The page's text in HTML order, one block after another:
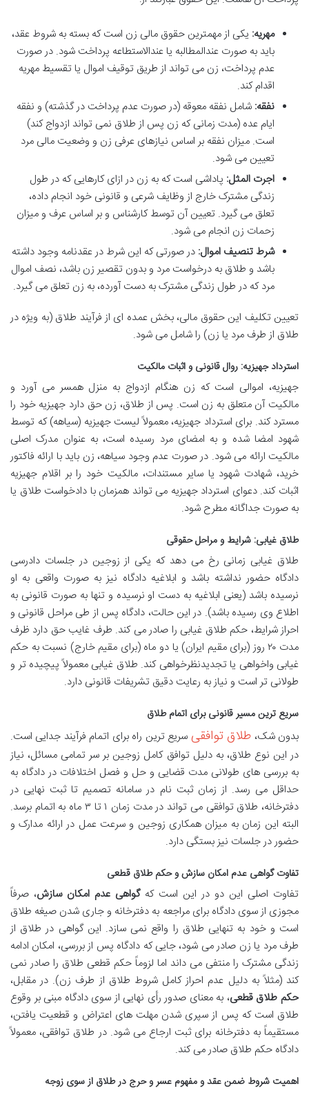
مهریه: یکی از مهمترین حقوق مالی زن است که بسته به شروط عقد،
باید به صورت عندالمطالبه یا عندالاستطاعه پرداخت شود. در صورت
عدم پرداخت، زن می تواند از طریق توقیف اموال یا تقسیط مهریه
اقدام کند.
نفقه: شامل نفقه معوقه (در صورت عدم پرداخت در گذشته) و نفقه
ایام عده (مدت زمانی که زن پس از طلاق نمی تواند ازدواج کند)
است. میزان نفقه بر اساس نیازهای عرفی زن و وضعیت مالی مرد
تعیین می شود.
اجرت المثل: پاداشی است که به زن در ازای کارهایی که در طول
زندگی مشترک خارج از وظایف شرعی و قانونی خود انجام داده،
تعلق می گیرد. تعیین آن توسط کارشناس و بر اساس عرف و میزان
زحمات زن انجام می شود.
شرط تنصیف اموال: در صورتی که این شرط در عقدنامه وجود داشته
باشد و طلاق به درخواست مرد و بدون تقصیر زن باشد، نصف اموال
مرد که در طول زندگی مشترک به دست آورده، به زن تعلق می گیرد.
تعیین تکلیف این حقوق مالی، بخش عمده ای از فرآیند طلاق (به ویژه در
طلاق از طرف مرد یا زن) را شامل می شود.
استرداد جهیزیه: روال قانونی و اثبات مالکیت
جهیزیه، اموالی است که زن هنگام ازدواج به منزل همسر می آورد و
مالکیت آن متعلق به زن است. پس از طلاق، زن حق دارد جهیزیه خود را
مسترد کند. برای استرداد جهیزیه، معمولاً لیست جهیزیه (سیاهه) که توسط
شهود امضا شده و به امضای مرد رسیده است، به عنوان مدرک اصلی
مالکیت ارائه می شود. در صورت عدم وجود سیاهه، زن باید با ارائه فاکتور
خرید، شهادت شهود یا سایر مستندات، مالکیت خود را بر اقلام جهیزیه
اثبات کند. دعوای استرداد جهیزیه می تواند همزمان با دادخواست طلاق یا
به صورت جداگانه مطرح شود.
طلاق غیابی: شرایط و مراحل حقوقی
طلاق غیابی زمانی رخ می دهد که یکی از زوجین در جلسات دادرسی
دادگاه حضور نداشته باشد و ابلاغیه دادگاه نیز به صورت واقعی به او
نرسیده باشد (یعنی ابلاغیه به دست او نرسیده و تنها به صورت قانونی به
اطلاع وی رسیده باشد). در این حالت، دادگاه پس از طی مراحل قانونی و
احراز شرایط، حکم طلاق غیابی را صادر می کند. طرف غایب حق دارد ظرف
مدت ۲۰ روز (برای مقیم ایران) یا دو ماه (برای مقیم خارج) نسبت به حکم
غیابی واخواهی یا تجدیدنظرخواهی کند. طلاق غیابی معمولاً پیچیده تر و
طولانی تر است و نیاز به رعایت دقیق تشریفات قانونی دارد.
سریع ترین مسیر قانونی برای اتمام طلاق
بدون شک، طلاق توافقی سریع ترین راه برای اتمام فرآیند جدایی است.
در این نوع طلاق، به دلیل توافق کامل زوجین بر سر تمامی مسائل، نیاز
به بررسی های طولانی مدت قضایی و حل و فصل اختلافات در دادگاه به
حداقل می رسد. از زمان ثبت نام در سامانه تصمیم تا ثبت نهایی در
دفترخانه، طلاق توافقی می تواند در مدت زمان ۱ تا ۳ ماه به اتمام برسد.
البته این زمان به میزان همکاری زوجین و سرعت عمل در ارائه مدارک و
حضور در جلسات نیز بستگی دارد.
تفاوت گواهی عدم امکان سازش و حکم طلاق قطعی
تفاوت اصلی این دو در این است کهگواهی عدم امکان سازش، صرفاً
مجوزی از سوی دادگاه برای مراجعه به دفترخانه و جاری شدن صیغه طلاق
است و خود به تنهایی طلاق را واقع نمی سازد. این گواهی در طلاق از
طرف مرد یا زن صادر می شود، جایی که دادگاه پس از بررسی، امکان ادامه
زندگی مشترک را منتفی می داند اما لزوماً حکم قطعی طلاق را صادر نمی
کند (مثلاً به دلیل عدم احراز کامل شروط طلاق از طرف زن). در مقابل،
حکم طلاق قطعی، به معنای صدور رأی نهایی از سوی دادگاه مبنی بر وقوع
طلاق است که پس از سپری شدن مهلت های اعتراض و قطعیت یافتن،
مستقیماً به دفترخانه برای ثبت ارجاع می شود. در طلاق توافقی، معمولاً
دادگاه حکم طلاق صادر می کند.
اهمیت شروط ضمن عقد و مفهوم عسر و حرج در طلاق از سوی زوجه